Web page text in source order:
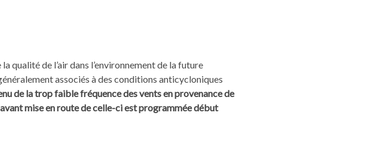
qualité de l’air dans l’environnement de la future
associés à des conditions anticycloniques
de la trop faible fréquence des vents en provenance de
mise en route de celle-ci est programmée début